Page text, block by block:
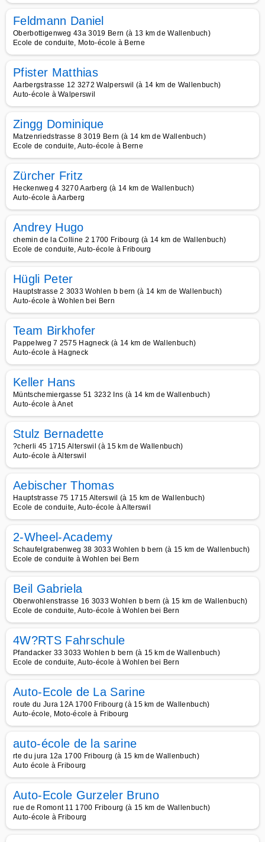
Feldmann Daniel
Oberbottigenweg 43a 3019 Bern (à 13 km de Wallenbuch)
Ecole de conduite, Moto-école à Berne
Pfister Matthias
Aarbergstrasse 12 3272 Walperswil (à 14 km de Wallenbuch)
Auto-école à Walperswil
Zingg Dominique
Matzenriedstrasse 8 3019 Bern (à 14 km de Wallenbuch)
Ecole de conduite, Auto-école à Berne
Zürcher Fritz
Heckenweg 4 3270 Aarberg (à 14 km de Wallenbuch)
Auto-école à Aarberg
Andrey Hugo
chemin de la Colline 2 1700 Fribourg (à 14 km de Wallenbuch)
Ecole de conduite, Auto-école à Fribourg
Hügli Peter
Hauptstrasse 2 3033 Wohlen b bern (à 14 km de Wallenbuch)
Auto-école à Wohlen bei Bern
Team Birkhofer
Pappelweg 7 2575 Hagneck (à 14 km de Wallenbuch)
Auto-école à Hagneck
Keller Hans
Müntschemiergasse 51 3232 Ins (à 14 km de Wallenbuch)
Auto-école à Anet
Stulz Bernadette
?cherli 45 1715 Alterswil (à 15 km de Wallenbuch)
Auto-école à Alterswil
Aebischer Thomas
Hauptstrasse 75 1715 Alterswil (à 15 km de Wallenbuch)
Ecole de conduite, Auto-école à Alterswil
2-Wheel-Academy
Schaufelgrabenweg 38 3033 Wohlen b bern (à 15 km de Wallenbuch)
Ecole de conduite à Wohlen bei Bern
Beil Gabriela
Oberwohlenstrasse 16 3033 Wohlen b bern (à 15 km de Wallenbuch)
Ecole de conduite, Auto-école à Wohlen bei Bern
4W?RTS Fahrschule
Pfandacker 33 3033 Wohlen b bern (à 15 km de Wallenbuch)
Ecole de conduite, Auto-école à Wohlen bei Bern
Auto-Ecole de La Sarine
route du Jura 12A 1700 Fribourg (à 15 km de Wallenbuch)
Auto-école, Moto-école à Fribourg
auto-école de la sarine
rte du jura 12a 1700 Fribourg (à 15 km de Wallenbuch)
Auto école à Fribourg
Auto-Ecole Gurzeler Bruno
rue de Romont 11 1700 Fribourg (à 15 km de Wallenbuch)
Auto-école à Fribourg